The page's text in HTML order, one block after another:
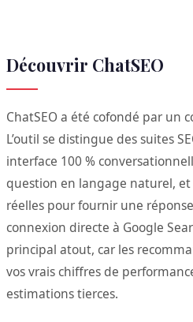
Découvrir ChatSEO
ChatSEO a été cofondé par un
L’outil se distingue des suites
interface 100 %
question en langage naturel, et
réelles pour fournir une
connexion directe à Google
principal atout, car les
vos vrais chiffres de
estimations tierces.